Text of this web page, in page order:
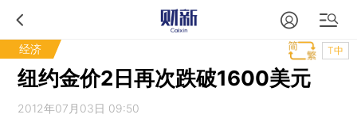
经济 T中
纽约金价2日再次跌破1600美元
2012年07月03日 09:50